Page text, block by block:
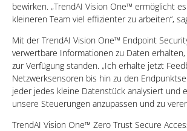
bewirken. „TrendAI Vision One™ ermöglicht
kleineren Team viel effizienter zu arbeiten“,
Mit der TrendAI Vision One™ Endpoint
verwertbare Informationen zu Daten
zur Verfügung standen. „Ich erhalte jetzt
Netzwerksensoren bis hin zu den
jeder jedes kleine Datenstück analysiert und
unsere Steuerungen anzupassen und zu
TrendAI Vision One™ Zero Trust Secure